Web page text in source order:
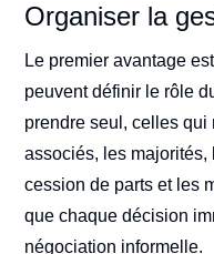
Organiser la
Le premier avantage
peuvent définir le rôle
prendre seul, celles qui
associés, les
cession de parts et les
que chaque décision
négociation informelle.